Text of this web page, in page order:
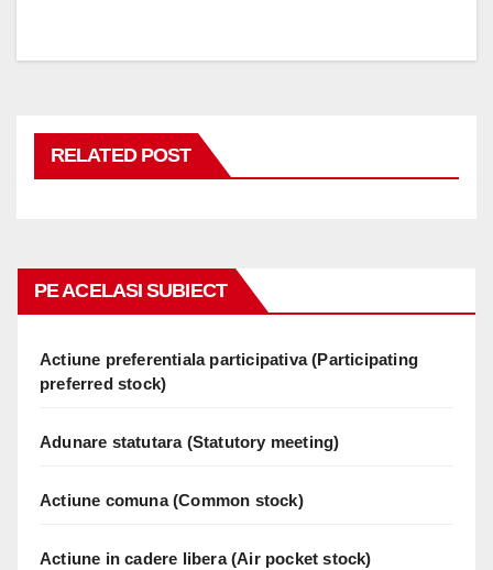
RELATED POST
PE ACELASI SUBIECT
Actiune preferentiala participativa (Participating
preferred stock)
Adunare statutara (Statutory meeting)
Actiune comuna (Common stock)
Actiune in cadere libera (Air pocket stock)